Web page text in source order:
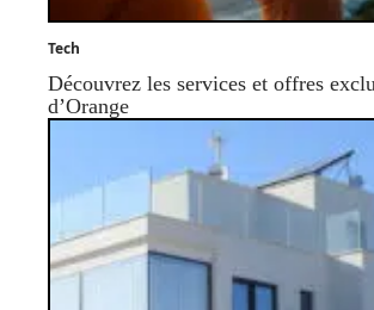
Tech
Découvrez les services et offres
d’Orange